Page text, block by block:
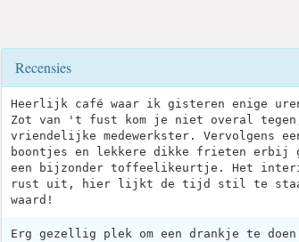
Recensies
Heerlijk café waar ik gisteren enige
Zot van 't fust kom je niet overal tegen,
vriendelijke medewerkster. Vervolgens
boontjes en lekkere dikke frieten erbij
een bijzonder toffeelikeurtje. Het
rust uit, hier lijkt de tijd stil te
waard!
Erg gezellig plek om een drankje te